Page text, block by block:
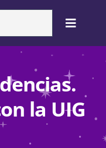
Toggle
la UIG